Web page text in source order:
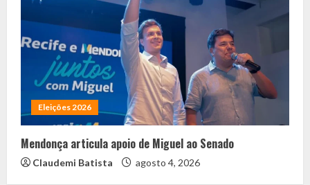
Eleições 2026
Mendonça articula apoio de Miguel ao Senado
Claudemi Batista agosto 4, 2026